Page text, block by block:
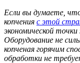
Если вы думаете,
копчения с этой
экономической
Оборудование не
копченая горячим
обработки не